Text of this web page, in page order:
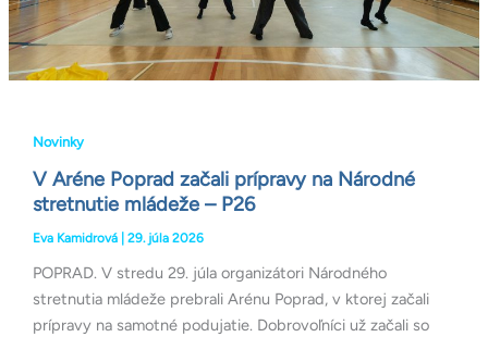
Novinky
V Aréne Poprad začali prípravy na Národné
stretnutie mládeže – P26
Eva Kamidrová | 29. júla 2026
POPRAD. V stredu 29. júla organizátori Národného
stretnutia mládeže prebrali Arénu Poprad, v ktorej začali
prípravy na samotné podujatie. Dobrovoľníci už začali so
stretnutie
mládeže